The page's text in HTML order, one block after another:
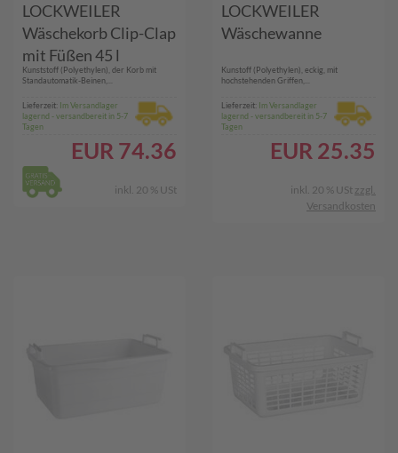
LOCKWEILER
Wäschekorb Clip-Clap
mit Füßen 45 l
65x42x28,5cm
Kunststoff (Polyethylen), der Korb mit
Standautomatik-Beinen,...
Lieferzeit: Im Versandlager
lagernd - versandbereit in 5-7
Tagen
EUR 74.36
inkl. 20 % USt
LOCKWEILER
Wäschewanne
Kunstoff (Polyethylen), eckig, mit
hochstehenden Griffen,...
Lieferzeit: Im Versandlager
lagernd - versandbereit in 5-7
Tagen
EUR 25.35
inkl. 20 % USt zzgl.
Versandkosten